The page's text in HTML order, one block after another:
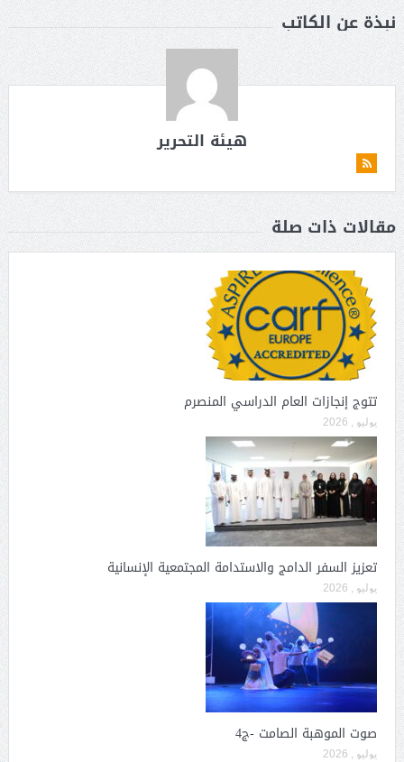
نبذة عن الكاتب
هيئة التحرير
مقالات ذات صلة
تتوج إنجازات العام الدراسي المنصرم
يوليو , 2026
تعزيز السفر الدامج والاستدامة المجتمعية الإنسانية
يوليو , 2026
صوت الموهبة الصامت -ج4
يوليو , 2026